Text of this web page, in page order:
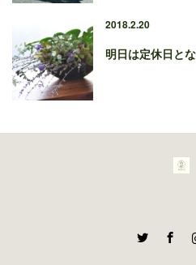
2018.2.20
明日は定休日と
RSS